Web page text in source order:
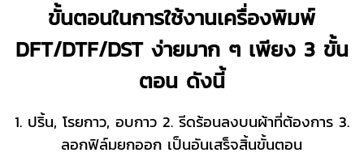
ขั้นตอนในการใช้งานเครื่องพิมพ์
DFT/DTF/DST ง่ายมาก ๆ เพียง 3 ขั้น
ตอน ดังนี้
1. ปริ้น, โรยกาว, อบกาว 2. รีดร้อนลงบนผ้าที่ต้องการ 3.
ลอกฟิล์มยกออก เป็นอันเสร็จสิ้นขั้นตอน